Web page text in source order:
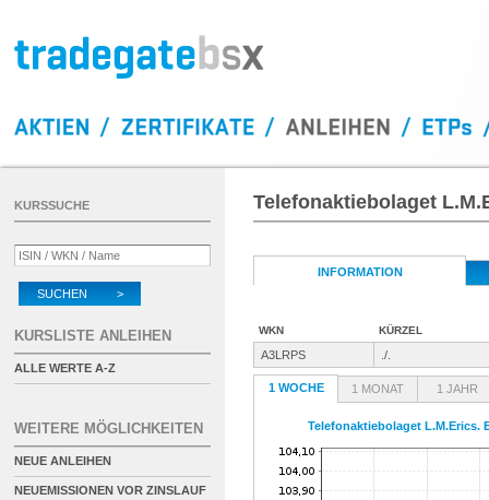
Telefonaktiebolaget
INFORMATION
WKN KÜRZEL
A3LRPS ./.
1 WOCHE 1 MONAT 1 JAHR
Telefonaktiebolaget L.M.Erics.
KURSSUCHE
SUCHEN >
KURSLISTE ANLEIHEN
ALLE WERTE A-Z
WEITERE MÖGLICHKEITEN
NEUE ANLEIHEN
NEUEMISSIONEN VOR ZINSLAUF